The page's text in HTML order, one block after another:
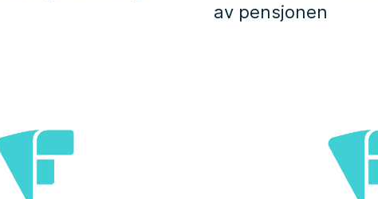
av pensjonen